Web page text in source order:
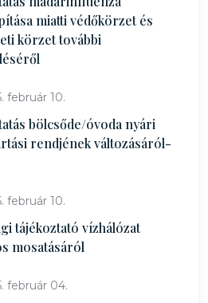
miatti védőkörzet és
körzet további
február 10.
bölcsőde/óvoda nyári
rendjének változásáról-
február 10.
tájékoztató vízhálózat
mosatásáról
február 04.